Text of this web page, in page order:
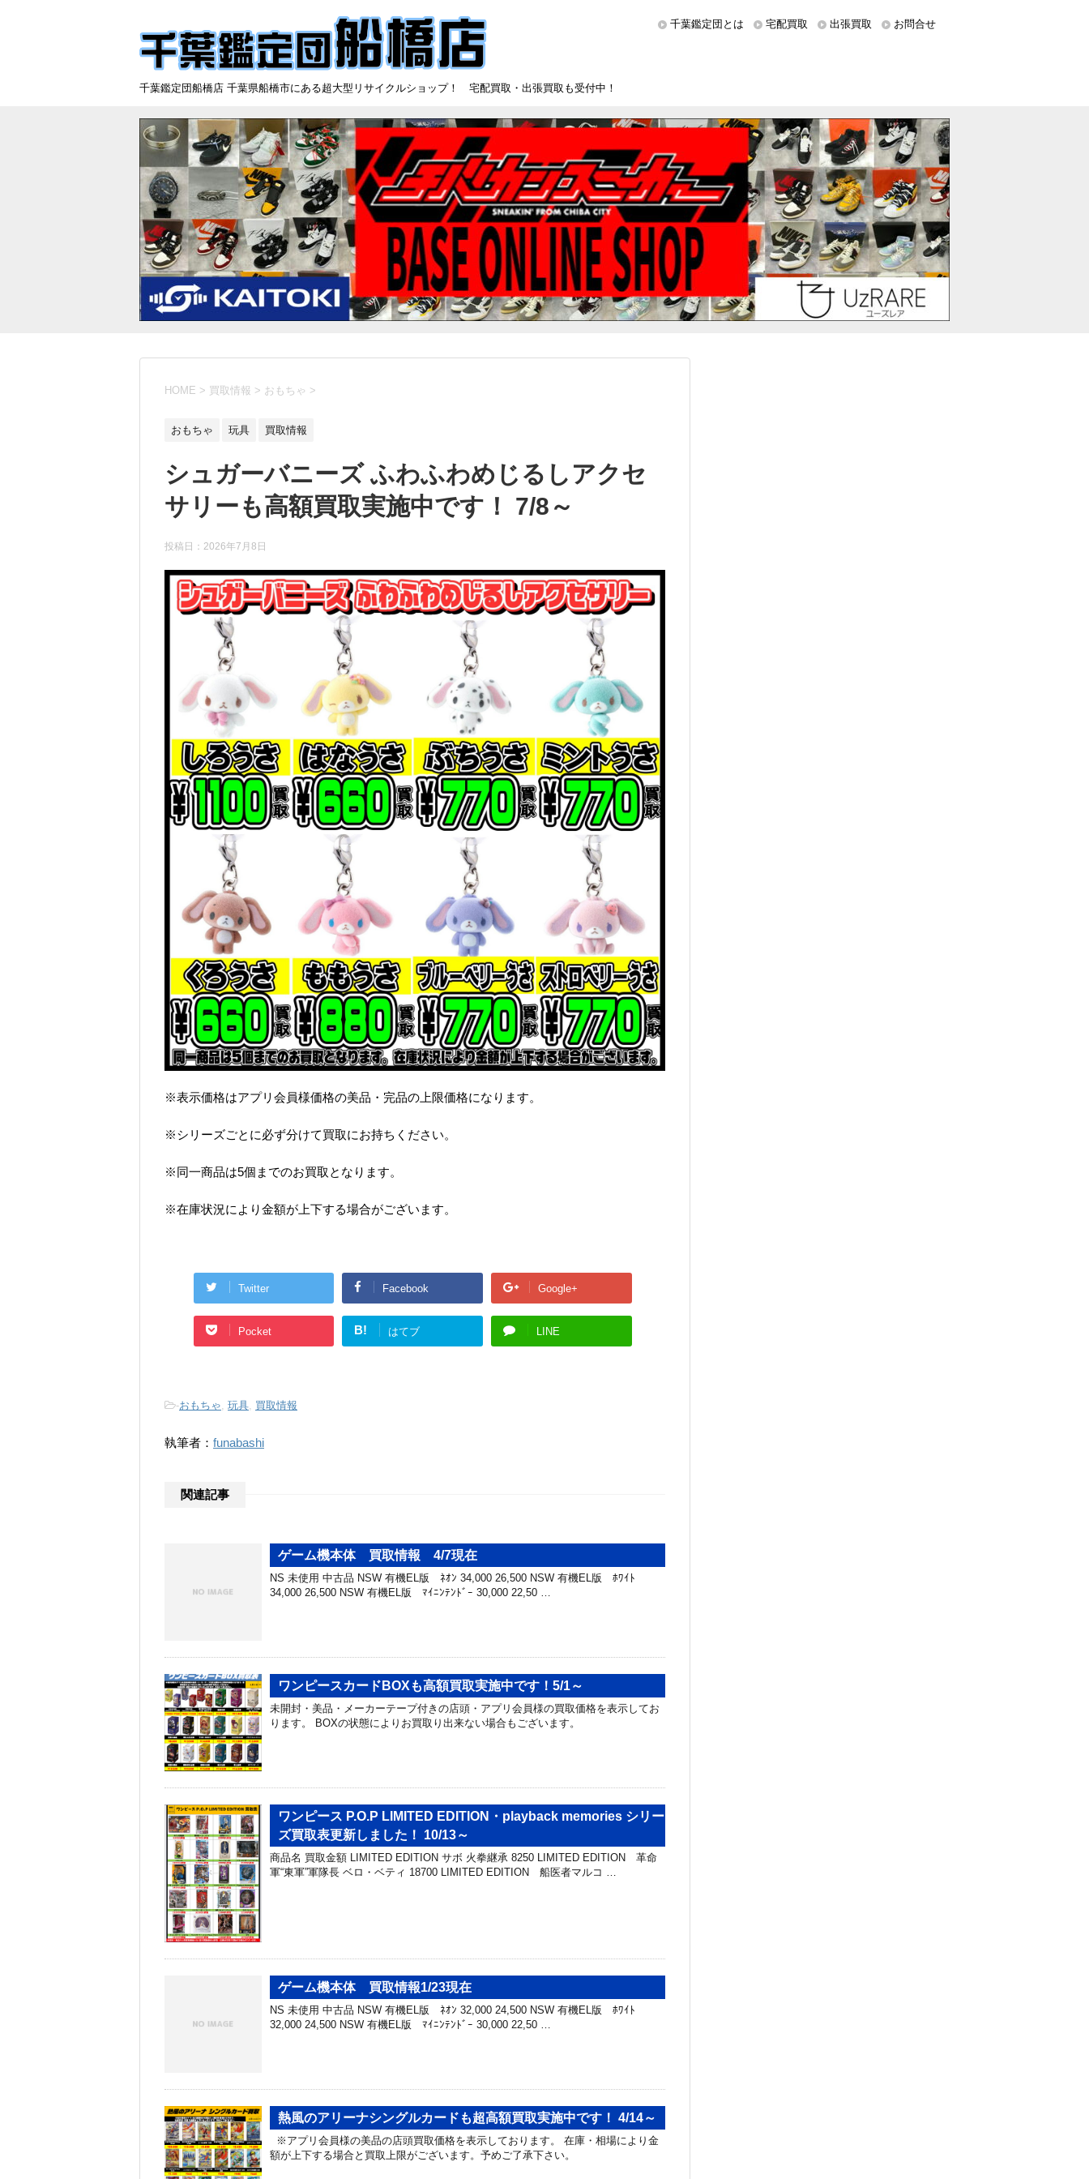
千葉鑑定団船橋店 千葉県船橋市にある超大型リサイクルショップ！ 宅配買取・出張買取も受付中！
千葉鑑定団とは 宅配買取 出張買取 お問合せ
HOME > 買取情報 > おもちゃ >
おもちゃ 玩具 買取情報
シュガーバニーズ ふわふわめじるしアクセ
サリーも高額買取実施中です！ 7/8～
投稿日： 2026年7月8日
※表示価格はアプリ会員様価格の美品・完品の上限価格になります。
※シリーズごとに必ず分けて買取にお持ちください。
※同一商品は5個までのお買取となります。
※在庫状況により金額が上下する場合がございます。
Twitter Facebook Google+
Pocket B! はてブ LINE
-おもちゃ, 玩具, 買取情報
執筆者： funabashi
関連記事
ゲーム機本体 買取情報 4/7現在
NS 未使用 中古品 NSW 有機EL版 ﾈｵﾝ 34,000 26,500 NSW 有機EL版 ﾎﾜｲﾄ
34,000 26,500 NSW 有機EL版 ﾏｲﾆﾝﾃﾝﾄﾞｰ 30,000 22,50 …
ワンピースカードBOXも高額買取実施中です！5/1～
未開封・美品・メーカーテープ付きの店頭・アプリ会員様の買取価格を表示してお
ります。 BOXの状態によりお買取り出来ない場合もございます。
ワンピース P.O.P LIMITED EDITION・playback memories シリー
ズ買取表更新しました！ 10/13～
商品名 買取金額 LIMITED EDITION サボ 火拳継承 8250 LIMITED EDITION 革命
軍“東軍”軍隊長 ベロ・ベティ 18700 LIMITED EDITION 船医者マルコ …
ゲーム機本体 買取情報1/23現在
NS 未使用 中古品 NSW 有機EL版 ﾈｵﾝ 32,000 24,500 NSW 有機EL版 ﾎﾜｲﾄ
32,000 24,500 NSW 有機EL版 ﾏｲﾆﾝﾃﾝﾄﾞｰ 30,000 22,50 …
熱風のアリーナシングルカードも超高額買取実施中です！ 4/14～
※アプリ会員様の美品の店頭買取価格を表示しております。 在庫・相場により金
額が上下する場合と買取上限がございます。予めご了承下さい。